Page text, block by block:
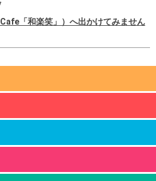
「和楽笑」）へ出かけてみません